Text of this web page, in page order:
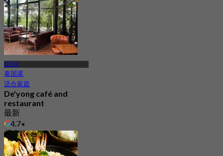
空三哇
泰国菜
适合家庭
De'yong café and
restaurant
最新
4.7
起฿ 296.66